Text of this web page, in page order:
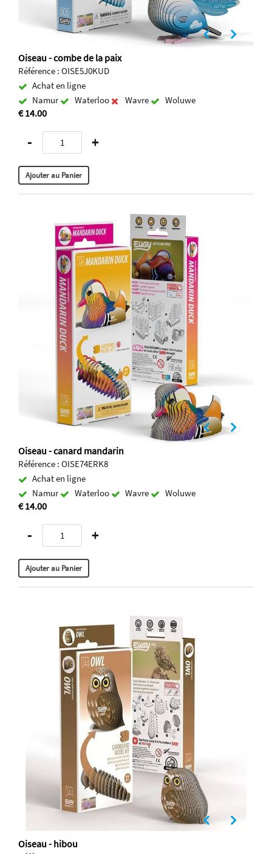
Oiseau - combe de la paix
Référence : OISE5J0KUD
Achat en ligne
Namur
Waterloo Wavre Woluwe
€ 14.00
- +
Oiseau - canard mandarin
Référence : OISE74ERK8
Achat en ligne
Namur
Waterloo Wavre Woluwe
€ 14.00
- +
Oiseau - hibou